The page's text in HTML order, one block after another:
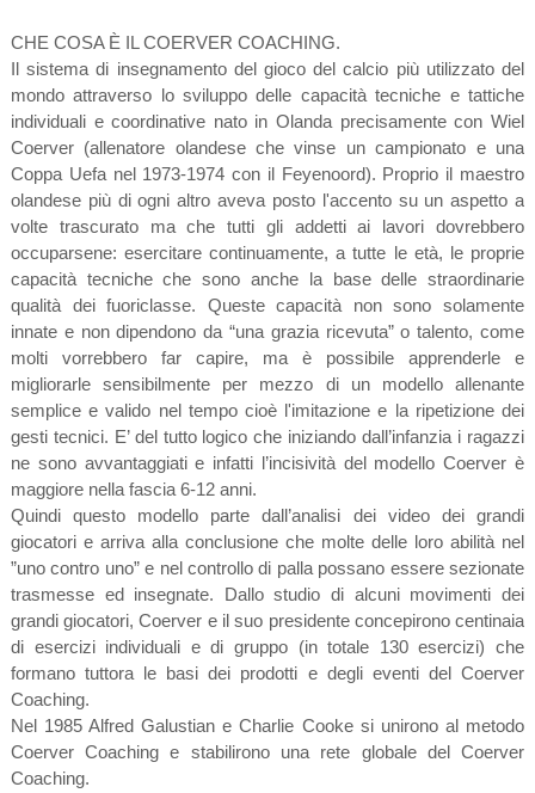
CHE COSA È IL COERVER COACHING.
Il sistema di insegnamento del gioco del calcio più utilizzato del
mondo attraverso lo sviluppo delle capacità tecniche e tattiche
individuali e coordinative nato in Olanda precisamente con Wiel
Coerver (allenatore olandese che vinse un campionato e una
Coppa Uefa nel 1973-1974 con il Feyenoord). Proprio il maestro
olandese più di ogni altro aveva posto l'accento su un aspetto a
volte trascurato ma che tutti gli addetti ai lavori dovrebbero
occuparsene: esercitare continuamente, a tutte le età, le proprie
capacità tecniche che sono anche la base delle straordinarie
qualità dei fuoriclasse. Queste capacità non sono solamente
innate e non dipendono da “una grazia ricevuta” o talento, come
molti vorrebbero far capire, ma è possibile apprenderle e
migliorarle sensibilmente per mezzo di un modello allenante
semplice e valido nel tempo cioè l'imitazione e la ripetizione dei
gesti tecnici. E’ del tutto logico che iniziando dall’infanzia i ragazzi
ne sono avvantaggiati e infatti l’incisività del modello Coerver è
maggiore nella fascia 6-12 anni.
Quindi questo modello parte dall’analisi dei video dei grandi
giocatori e arriva alla conclusione che molte delle loro abilità nel
”uno contro uno” e nel controllo di palla possano essere sezionate
trasmesse ed insegnate. Dallo studio di alcuni movimenti dei
grandi giocatori, Coerver e il suo presidente concepirono centinaia
di esercizi individuali e di gruppo (in totale 130 esercizi) che
formano tuttora le basi dei prodotti e degli eventi del Coerver
Coaching.
Nel 1985 Alfred Galustian e Charlie Cooke si unirono al metodo
Coerver Coaching e stabilirono una rete globale del Coerver
Coaching.